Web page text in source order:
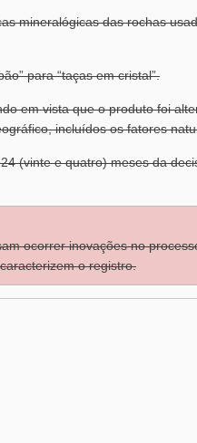
mineralógicas das rochas
para “taças em cristal”.
em vista que o produto foi
incluídos os fatores
(vinte e quatro) meses da
ocorrer inovações no
o registro.